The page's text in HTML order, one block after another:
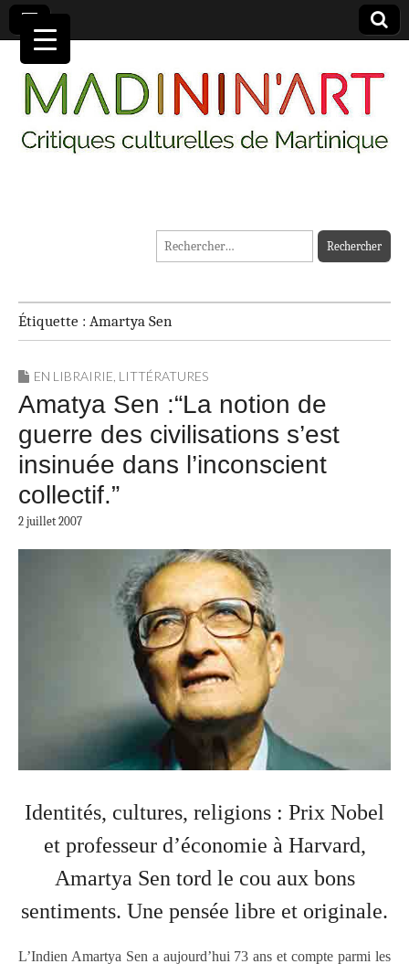
MADININ'ART
Rechercher :
Étiquette : Amartya Sen
EN LIBRAIRIE, LITTÉRATURES
Amatya Sen :“La notion de
guerre des civilisations s’est
insinuée dans l’inconscient
collectif.”
2 juillet 2007
Identités, cultures, religions : Prix Nobel
et professeur d’économie à Harvard,
Amartya Sen tord le cou aux bons
sentiments. Une pensée libre et originale.
L’Indien Amartya Sen a aujourd’hui 73 ans et compte parmi les